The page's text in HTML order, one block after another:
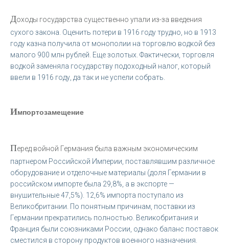
Доходы государства существенно упали из-за введения
сухого закона. Оценить потери в 1916 году трудно, но в 1913
году казна получила от монополии на торговлю водкой без
малого 900 млн рублей. Еще золотых. Фактически, торговля
водкой заменяла государству подоходный налог, который
ввели в 1916 году, да так и не успели собрать.
Импортозамещение
Перед войной Германия была важным экономическим
партнером Российской Империи, поставлявшим различное
оборудование и отделочные материалы (доля Германии в
российском импорте была 29,8%, а в экспорте —
внушительные 47,5%). 12,6% импорта поступало из
Великобритании. По понятным причинам, поставки из
Германии прекратились полностью. Великобритания и
Франция были союзниками России, однако баланс поставок
сместился в сторону продуктов военного назначения.